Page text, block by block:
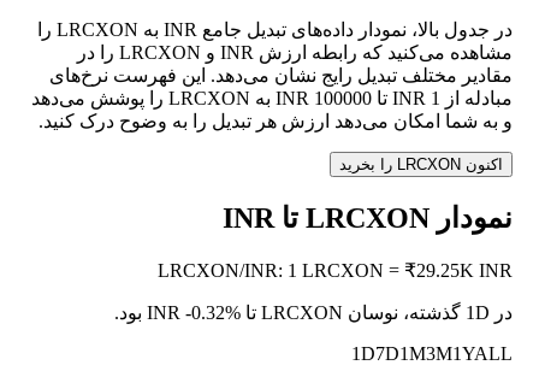
در جدول بالا، نمودار داده‌های تبدیل جامع INR به LRCXON را
مشاهده می‌کنید که رابطه ارزش INR و LRCXON را در
مقادیر مختلف تبدیل رایج نشان می‌دهد. این فهرست نرخ‌های
مبادله از 1 INR تا 100000 INR به LRCXON را پوشش می‌دهد
و به شما امکان می‌دهد ارزش هر تبدیل را به وضوح درک کنید.
اکنون LRCXON را بخرید
نمودار LRCXON تا INR
LRCXON/INR: 1 LRCXON = ₹29.25K INR
در 1D گذشته، نوسان LRCXON تا INR -0.32%
بود.
1D7D1M3M1YALL